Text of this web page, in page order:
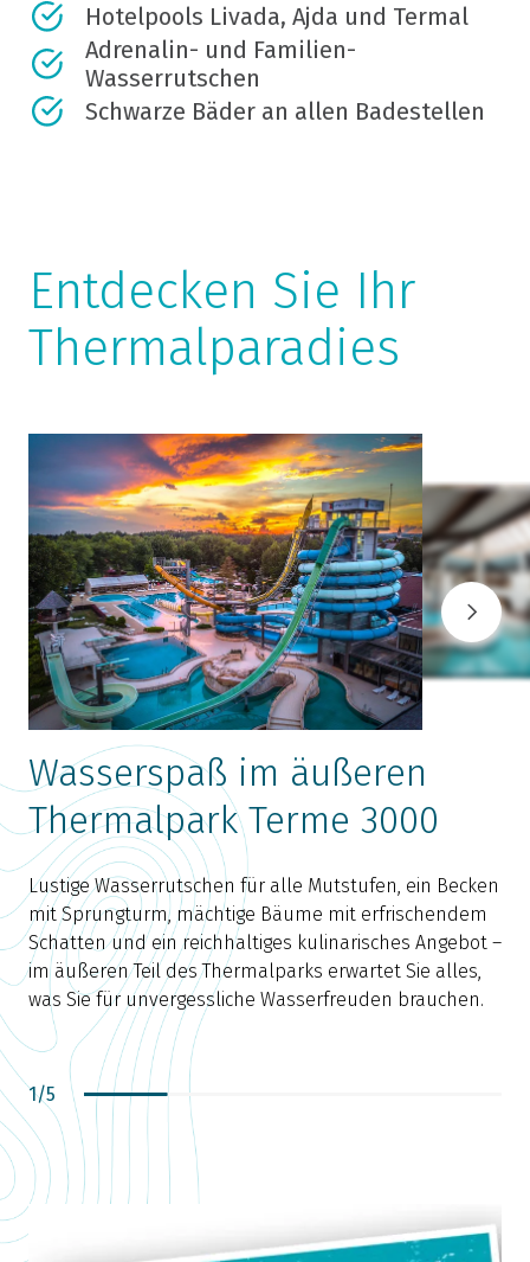
Hotelpools Livada, Ajda und Termal
Adrenalin- und Familien-
Wasserrutschen
Schwarze Bäder an allen Badestellen
Entdecken Sie Ihr
Thermalparadies
Wasserspaß im äußeren
Thermalpark Terme 3000
Lustige Wasserrutschen für alle Mutstufen, ein Becken
mit Sprungturm, mächtige Bäume mit erfrischendem
Schatten und ein reichhaltiges kulinarisches Angebot –
im äußeren Teil des Thermalparks erwartet Sie alles,
was Sie für unvergessliche Wasserfreuden brauchen.
1/5